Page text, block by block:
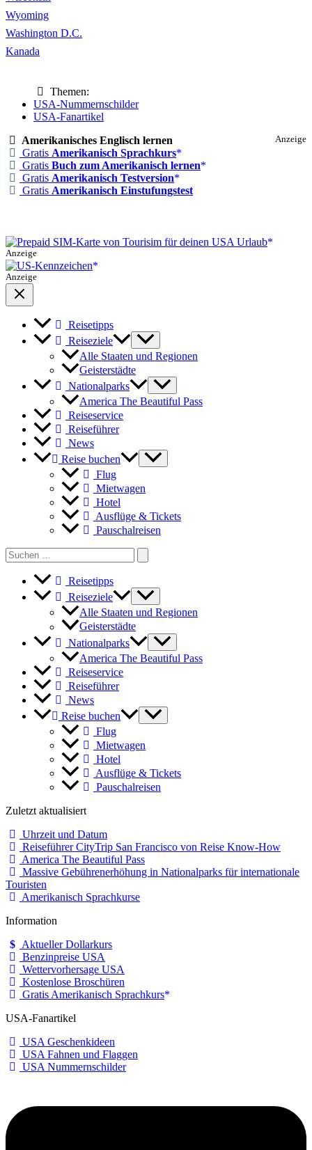
Wyoming
Washington D.C.
Kanada
Themen:
USA-Nummernschilder
USA-Fanartikel
Anzeige
Amerikanisches Englisch lernen
Gratis Amerikanisch Sprachkurs
Gratis Buch zum Amerikanisch lernen
Gratis Amerikanisch Testversion
Gratis Amerikanisch Einstufungstest
Anzeige
Anzeige
Reisetipps
Reiseziele
Alle Staaten und Regionen
Geisterstädte
Nationalparks
America The Beautiful Pass
Reiseservice
Reiseführer
News
Reise buchen
Flug
Mietwagen
Hotel
Ausflüge & Tickets
Pauschalreisen
Search
for:
Reisetipps
Reiseziele
Alle Staaten und Regionen
Geisterstädte
Nationalparks
America The Beautiful Pass
Reiseservice
Reiseführer
News
Reise buchen
Flug
Mietwagen
Hotel
Ausflüge & Tickets
Pauschalreisen
Zuletzt aktualisiert
Uhrzeit und Datum
Reiseführer CityTrip San Francisco von Reise Know-How
America The Beautiful Pass
Massive Gebührenerhöhung in Nationalparks für internationale
Touristen
Amerikanisch Sprachkurse
Information
Aktueller Dollarkurs
Benzinpreise USA
Wettervorhersage USA
Kostenlose Broschüren
Gratis Amerikanisch Sprachkurs
USA-Fanartikel
USA Geschenkideen
USA Fahnen und Flaggen
USA Nummernschilder